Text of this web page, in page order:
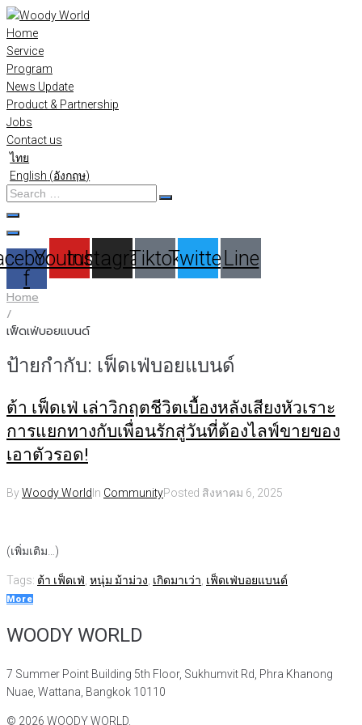
Skip
to
content
Home
Service
Program
News Update
Product & Partnership
Jobs
Contact us
ไทย
English (อังกฤษ)
Search
…
f
Youtube
Instagram
TiktokTwitterLine
Home
/
เฟ็ดเฟ่บอยแบนด์
ป้ายกำกับ: เฟ็ดเฟ่บอยแบนด์
ต้า เฟ็ดเฟ่ เล่าวิกฤตชีวิตเบื้องหลังเสียงหัวเราะ
การแยกทางกับเพื่อนรักสู่วันที่ต้องไลฟ์ขายของ
เอาตัวรอด!
ByWoody WorldIn CommunityPosted สิงหาคม 6, 2025
(เพิ่มเติม…)
Tags: ต้า เฟ็ดเฟ่ หนุ่ม ม้าม่วง เกิดมาเว่า เฟ็ดเฟ่บอยแบนด์
More
WOODY WORLD
7 Summer Point Building 5th Floor, Sukhumvit Rd, Phra Khanong
Nuae, Wattana, Bangkok 10110
© 2026 WOODY WORLD.